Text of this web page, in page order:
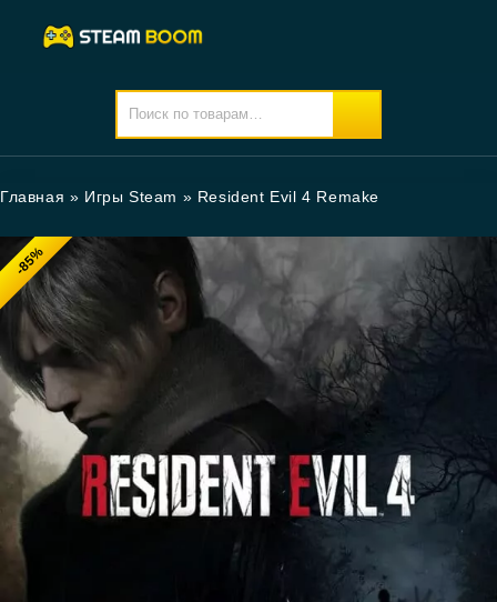
Главная » Игры Steam » Resident Evil 4 Remake
-85%